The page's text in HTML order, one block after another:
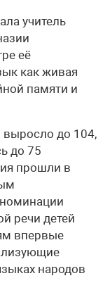
учитель
её
как живая
памяти и
выросло до 104,
до 75
прошли в
речи детей
впервые
народов